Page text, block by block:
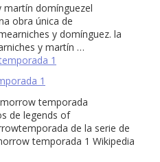
martín domínguezel
obra única de
y domínguez. la
y martín …
1
temporada
de legends of
de la serie de
temporada 1 Wikipedia